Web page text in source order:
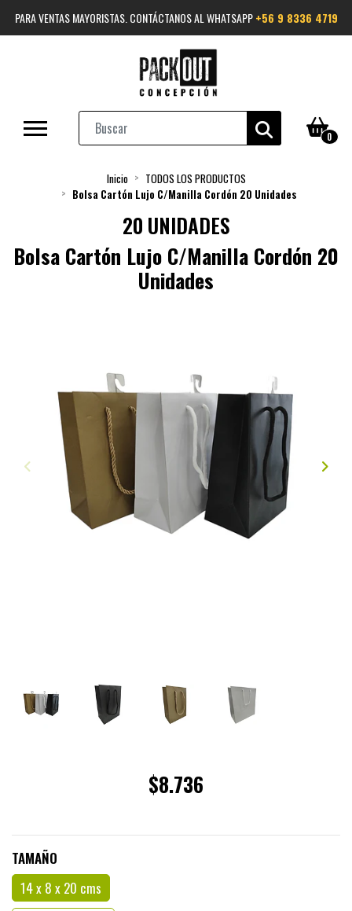
PARA VENTAS MAYORISTAS. CONTÁCTANOS AL WHATSAPP+56 9 8336 4719
0
Inicio
TODOS LOS PRODUCTOS
Bolsa Cartón Lujo C/Manilla Cordón 20 Unidades
20 UNIDADES
Bolsa Cartón Lujo C/Manilla Cordón 20
Unidades
$8.736
TAMAÑO
14 x 8 x 20 cms